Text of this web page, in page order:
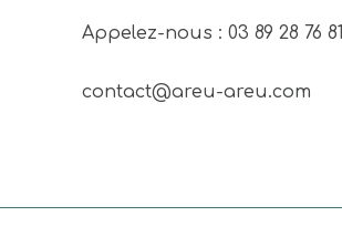
Appelez-nous : 03 89 28 76 81
contact@areu-areu.com